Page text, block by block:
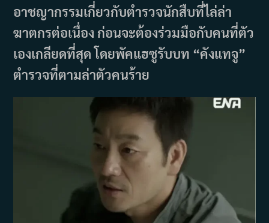
อาชญากรรมเกี่ยวกับตำรวจนักสืบที่ไล่ล่า
ฆาตกรต่อเนื่อง ก่อนจะต้องร่วมมือกับคนที่ตัว
เองเกลียดที่สุด โดยพัคแฮซูรับบท “คังแทจู”
ตำรวจที่ตามล่าตัวคนร้าย